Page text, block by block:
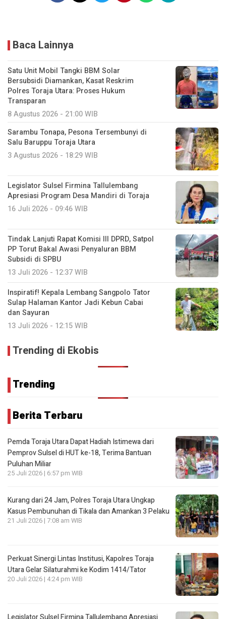
Baca Lainnya
Satu Unit Mobil Tangki BBM Solar
Bersubsidi Diamankan, Kasat Reskrim
Polres Toraja Utara: Proses Hukum
Transparan
8 Agustus 2026 - 21:00 WIB
Sarambu Tonapa, Pesona Tersembunyi di
Salu Baruppu Toraja Utara
3 Agustus 2026 - 18:29 WIB
Legislator Sulsel Firmina Tallulembang
Apresiasi Program Desa Mandiri di Toraja
16 Juli 2026 - 09:46 WIB
Tindak Lanjuti Rapat Komisi III DPRD, Satpol
PP Torut Bakal Awasi Penyaluran BBM
Subsidi di SPBU
13 Juli 2026 - 12:37 WIB
Inspiratif! Kepala Lembang Sangpolo Tator
Sulap Halaman Kantor Jadi Kebun Cabai
dan Sayuran
13 Juli 2026 - 12:15 WIB
Trending di Ekobis
Trending
Berita Terbaru
Pemda Toraja Utara Dapat Hadiah Istimewa dari
Pemprov Sulsel di HUT ke-18, Terima Bantuan
Puluhan Miliar
25 Juli 2026 | 6:57 pm WIB
Kurang dari 24 Jam, Polres Toraja Utara Ungkap
Kasus Pembunuhan di Tikala dan Amankan 3 Pelaku
21 Juli 2026 | 7:08 am WIB
Perkuat Sinergi Lintas Institusi, Kapolres Toraja
Utara Gelar Silaturahmi ke Kodim 1414/Tator
20 Juli 2026 | 4:24 pm WIB